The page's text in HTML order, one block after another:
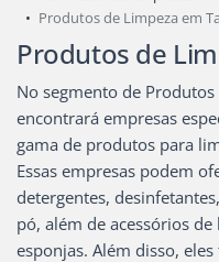
Produtos de Limpeza em
Produtos de
No segmento de
encontrará empresas
gama de produtos para
Essas empresas podem
detergentes,
pó, além de acessórios
esponjas. Além disso,